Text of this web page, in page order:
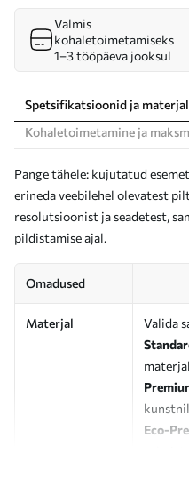
Valmis
kohaletoimetamiseks
1–3 tööpäeva jooksul
Spetsifikatsioonid ja materjal
Kohaletoimetamine ja
Pange tähele: kujutatud
erineda veebilehel olevatest
resolutsioonist ja seadetest,
pildistamise ajal.
Omadused
Materjal
Valida
Eco-